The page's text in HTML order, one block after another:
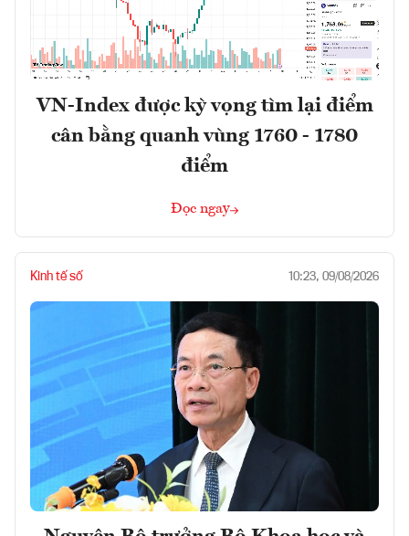
VN-Index được kỳ vọng tìm lại điểm
cân bằng quanh vùng 1760 - 1780
điểm
Đọc ngay
Kinh tế số 10:23, 09/08/2026